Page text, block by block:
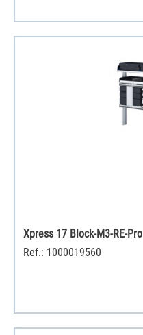
Xpress 17 Block-M3-RE-Pro
Ref.: 1000019560